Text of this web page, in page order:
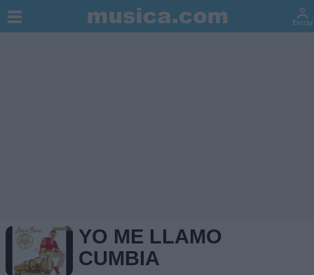
YO ME LLAMO
CUMBIA